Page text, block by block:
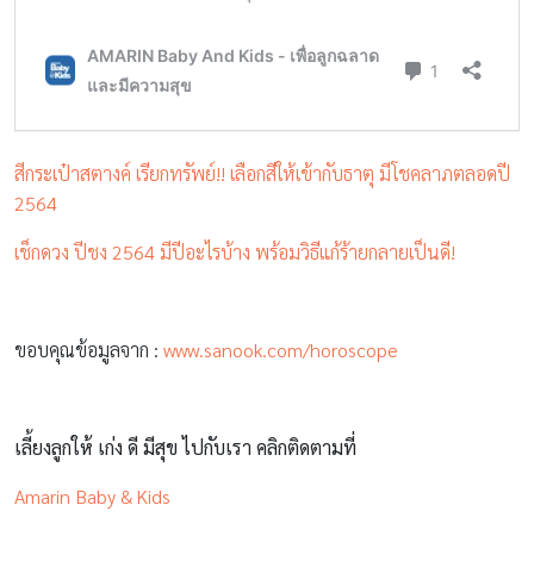
สีกระเป๋าสตางค์ เรียกทรัพย์!! เลือกสีให้เข้ากับธาตุ มีโชคลาภตลอดปี
2564
เช็กดวง ปีชง 2564 มีปีอะไรบ้าง พร้อมวิธีแก้ร้ายกลายเป็นดี!
ขอบคุณข้อมูลจาก : www.sanook.com/horoscope
เลี้ยงลูกให้ เก่ง ดี มีสุข ไปกับเรา คลิกติดตามที่
Amarin Baby & Kids